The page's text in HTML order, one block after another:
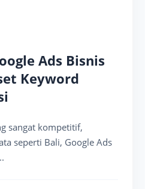
Ads Bisnis
Keyword
sangat kompetitif,
seperti Bali, Google Ads